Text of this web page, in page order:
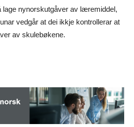
lage nynorskutgåver av læremiddel,
vedgår at dei ikkje kontrollerar at
av skulebøkene.